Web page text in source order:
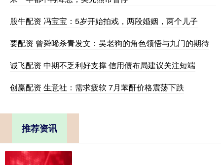
股牛配资 冯宝宝：5岁开始拍戏，两段婚姻，两个儿子
要配资 曾舜晞杀青发文：吴老狗的角色领悟与九门的期待
诚飞配资 中期不乏利好支撑 信用债布局建议关注短端
创赢配资 生意社：需求疲软 7月苯酐价格震荡下跌
推荐资讯